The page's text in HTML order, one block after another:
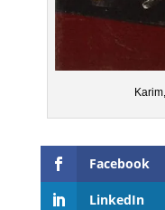
Facebook
LinkedIn